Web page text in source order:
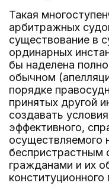
Такая
арбитражных
существование в
ординарных
бы наделена
обычном
порядке
принятых другой
создавать
эффективного,
осуществляемого
беспристрастным
гражданами и их